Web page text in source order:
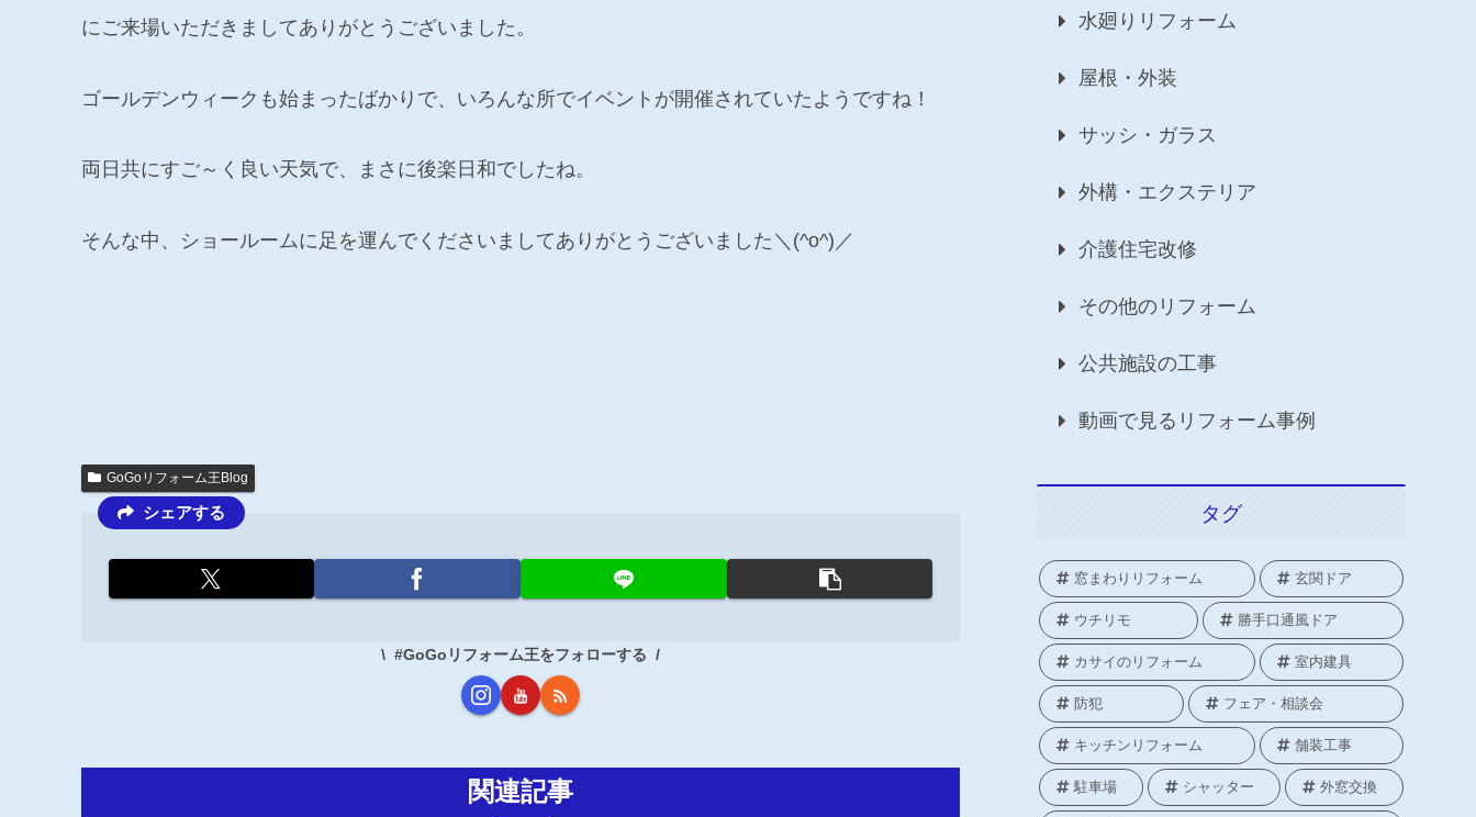
にご来場いただきましてありがとうございました。
ゴールデンウィークも始まったばかりで、いろんな所でイベントが開催されていたようですね！
両日共にすご～く良い天気で、まさに後楽日和でしたね。
そんな中、ショールームに足を運んでくださいましてありがとうございました＼(^o^)／
GoGoリフォーム王Blog
シェアする
#GoGoリフォーム王をフォローする
関連記事
水廻りリフォーム
屋根・外装
サッシ・ガラス
外構・エクステリア
介護住宅改修
その他のリフォーム
公共施設の工事
動画で見るリフォーム事例
タグ
窓まわりリフォーム 玄関ドア
ウチリモ 勝手口通風ドア
カサイのリフォーム 室内建具
防犯 フェア・相談会
キッチンリフォーム 舗装工事
駐車場 シャッター 外窓交換